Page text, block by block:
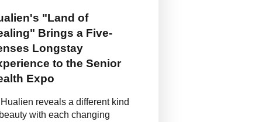
"Land of
Brings a Five-
Longstay
to the Senior
Expo
reveals a different kind
with each changing